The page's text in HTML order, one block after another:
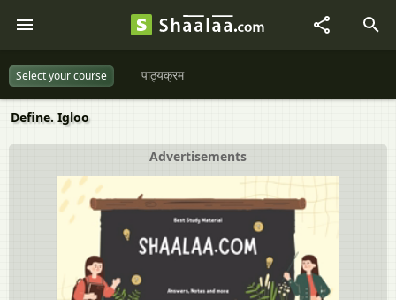
Select your course पाठ्यक्रम
Define. Igloo
Advertisements